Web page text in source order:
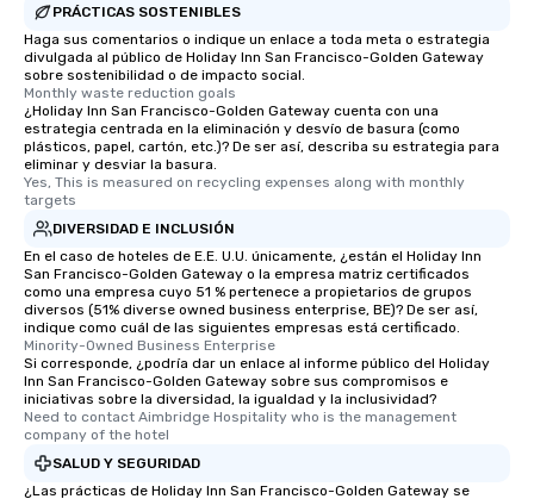
PRÁCTICAS SOSTENIBLES
Haga sus comentarios o indique un enlace a toda meta o estrategia
divulgada al público de Holiday Inn San Francisco-Golden Gateway
sobre sostenibilidad o de impacto social.
Monthly waste reduction goals
¿Holiday Inn San Francisco-Golden Gateway cuenta con una
estrategia centrada en la eliminación y desvío de basura (como
plásticos, papel, cartón, etc.)? De ser así, describa su estrategia para
eliminar y desviar la basura.
Yes, This is measured on recycling expenses along with monthly
targets
DIVERSIDAD E INCLUSIÓN
En el caso de hoteles de E.E. U.U. únicamente, ¿están el Holiday Inn
San Francisco-Golden Gateway o la empresa matriz certificados
como una empresa cuyo 51 % pertenece a propietarios de grupos
diversos (51% diverse owned business enterprise, BE)? De ser así,
indique como cuál de las siguientes empresas está certificado.
Minority-Owned Business Enterprise
Si corresponde, ¿podría dar un enlace al informe público del Holiday
Inn San Francisco-Golden Gateway sobre sus compromisos e
iniciativas sobre la diversidad, la igualdad y la inclusividad?
Need to contact Aimbridge Hospitality who is the management
company of the hotel
SALUD Y SEGURIDAD
¿Las prácticas de Holiday Inn San Francisco-Golden Gateway se